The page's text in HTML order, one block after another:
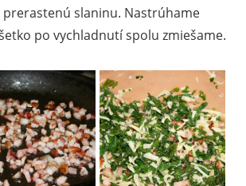
prerastenú slaninu. Nastrúhame
po vychladnutí spolu zmiešame.